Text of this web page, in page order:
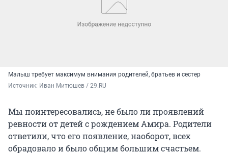
Малыш требует максимум внимания родителей, братьев и сестер
Источник: Иван Митюшев / 29.RU
Мы поинтересовались, не было ли проявлений
ревности от детей с рождением Амира. Родители
ответили, что его появление, наоборот, всех
обрадовало и было общим большим счастьем.